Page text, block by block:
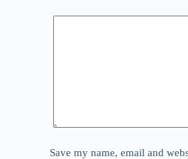
Save my name, email and